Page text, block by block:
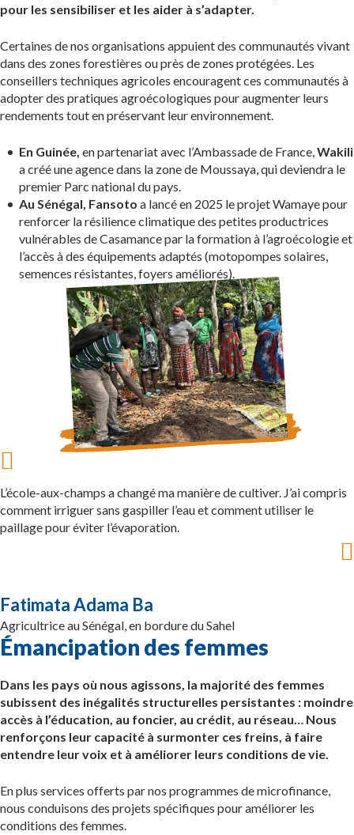
pour les sensibiliser et les aider à s’adapter.
Certaines de nos organisations appuient des communautés vivant
dans des zones forestières ou près de zones protégées. Les
conseillers techniques agricoles encouragent ces communautés à
adopter des pratiques agroécologiques pour augmenter leurs
rendements tout en préservant leur environnement.
En Guinée, en partenariat avec l’Ambassade de France, Wakili
a créé une agence dans la zone de Moussaya, qui deviendra le
premier Parc national du pays.
Au Sénégal, Fansoto a lancé en 2025 le projet Wamaye pour
renforcer la résilience climatique des petites productrices
vulnérables de Casamance par la formation à l’agroécologie et
l’accès à des équipements adaptés (motopompes solaires,
semences résistantes, foyers améliorés).
L’école-aux-champs a changé ma manière de cultiver. J’ai compris
comment irriguer sans gaspiller l’eau et comment utiliser le
paillage pour éviter l’évaporation.
Fatimata Adama Ba
Agricultrice au Sénégal, en bordure du Sahel
Émancipation des femmes
Dans les pays où nous agissons, la majorité des femmes
subissent des inégalités structurelles persistantes : moindre
accès à l’éducation, au foncier, au crédit, au réseau… Nous
renforçons leur capacité à surmonter ces freins, à faire
entendre leur voix et à améliorer leurs conditions de vie.
En plus services offerts par nos programmes de microfinance,
nous conduisons des projets spécifiques pour améliorer les
conditions des femmes.